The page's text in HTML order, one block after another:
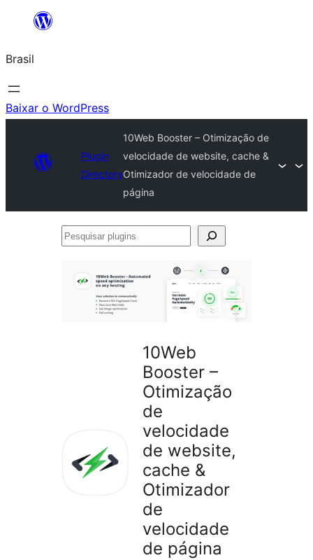
o
conteúdo
Brasil
Baixar o WordPress
Plugin
Directory
10Web Booster – Otimização de
velocidade de website, cache &
Otimizador de velocidade de
página
Pesquisar
10Web
Booster –
Otimização
de
velocidade
de website,
cache &
Otimizador
de
velocidade
de página